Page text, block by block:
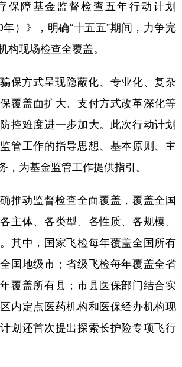
书画 健康 军事
人居 信息化 数字经济
娱乐 时尚
天津 河北 山西
吉林 上海 江苏
安徽 福建 江西
保障基金监督检查五年行动计划
）》，明确“十五五”期间，力争完
构现场检查全覆盖。
方式呈现隐蔽化、专业化、复杂
覆盖面扩大、支付方式改革深化等
控难度进一步加大。此次行动计划
管工作的指导思想、基本原则、主
，为基金监管工作提供指引。
动监督检查全面覆盖，覆盖全国
主体、各类型、各性质、各规模、
其中，国家飞检每年覆盖全国所有
国地级市；省级飞检每年覆盖全省
覆盖所有县；市县医保部门结合实
内定点医药机构和医保经办机构现
划还首次提出探索长护险专项飞行